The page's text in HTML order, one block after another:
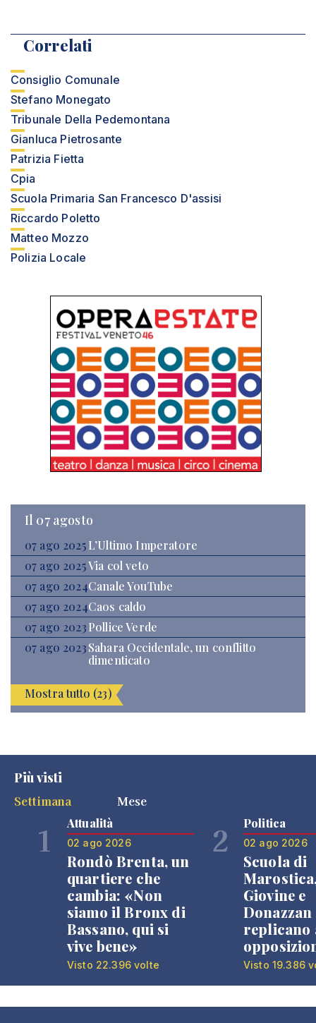
Correlati
Consiglio Comunale
Stefano Monegato
Tribunale Della Pedemontana
Gianluca Pietrosante
Patrizia Fietta
Cpia
Scuola Primaria San Francesco D'assisi
Riccardo Poletto
Matteo Mozzo
Polizia Locale
Il 07 agosto
07 ago 2025 L’Ultimo Imperatore
07 ago 2025Via col veto
07 ago 2024Canale YouTube
07 ago 2024Caos caldo
07 ago 2023Pollice Verde
07 ago 2023Sahara Occidentale, un conflitto
dimenticato
Mostra tutto (23)
Più visti
Settimana
Mese
1 Attualità
02 ago 2026
Rondò Brenta, un
quartiere che
cambia: «Non
siamo il Bronx di
Bassano, qui si
vive bene»
Visto 22.396 volte
2 Politica
02 ago 2026
Scuola di
Giovine e
Donazzan
replicano
Visto 19.386